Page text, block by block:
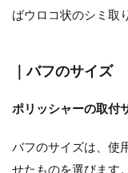
ばウロコ状のシミ取
｜バフのサイズ
ポリッシャーの取付
バフのサイズは、使
せたものを選びます